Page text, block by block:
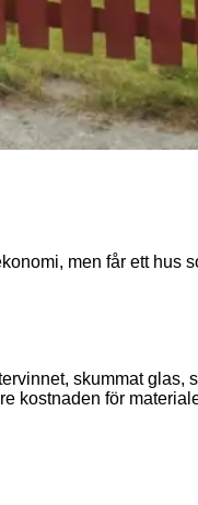
men får ett hus
skummat glas,
kostnaden för